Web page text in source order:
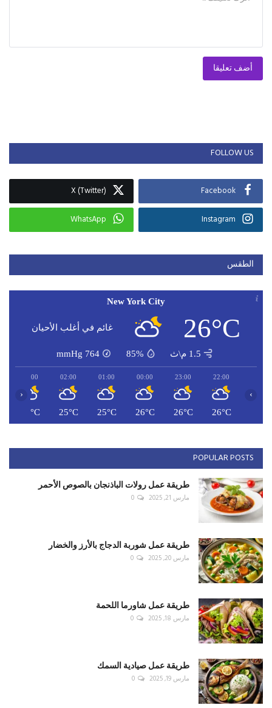
أضف تعليقا
FOLLOW US
Facebook
X (Twitter)
Instagram
WhatsApp
الطقس
New York City
26°C غائم في أغلب الأحيان
1.5 م\ث 85%
764
mmHg
22:00
26°C
23:00
26°C
00:00
26°C
01:00
25°C
02:00
25°C
03:00
25°C
‹ ›
POPULAR POSTS
طريقة عمل رولات الباذنجان بالصوص الأحمر
مارس 21, 2025 0
طريقة عمل شوربة الدجاج بالأرز والخضار
مارس 20, 2025 0
طريقة عمل شاورما اللحمة
مارس 18, 2025 0
طريقة عمل صيادية السمك
مارس 19, 2025 0